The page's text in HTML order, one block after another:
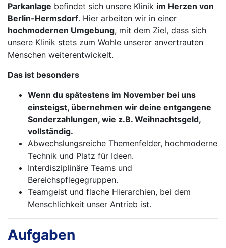
Parkanlage befindet sich unsere Klinik im Herzen von
Berlin-Hermsdorf. Hier arbeiten wir in einer
hochmodernen Umgebung, mit dem Ziel, dass sich
unsere Klinik stets zum Wohle unserer anvertrauten
Menschen weiterentwickelt.
Das ist besonders
Wenn du spätestens im November bei uns
einsteigst, übernehmen wir deine entgangene
Sonderzahlungen, wie z.B. Weihnachtsgeld,
vollständig.
Abwechslungsreiche Themenfelder, hochmoderne
Technik und Platz für Ideen.
Interdisziplinäre Teams und
Bereichspflegegruppen.
Teamgeist und flache Hierarchien, bei dem
Menschlichkeit unser Antrieb ist.
Aufgaben